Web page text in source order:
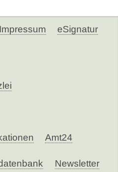
Impressum eSignatur
Amt24
Newsletter